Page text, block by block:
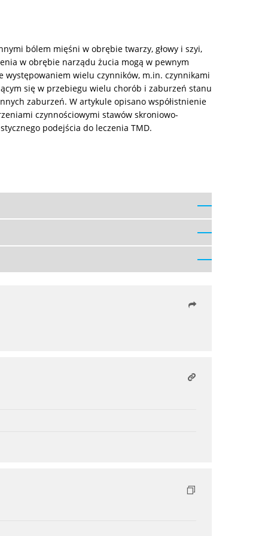
bólem mięśni w obrębie twarzy, głowy i szyi,
w obrębie narządu żucia mogą w pewnym
występowaniem wielu czynników, m.in. czynnikami
się w przebiegu wielu chorób i zaburzeń stanu
zaburzeń. W artykule opisano współistnienie
czynnościowymi stawów skroniowo-
podejścia do leczenia TMD.